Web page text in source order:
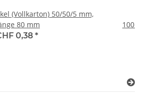
(Vollkarton) 50/50/5 mm,
80 mm
0,38 *